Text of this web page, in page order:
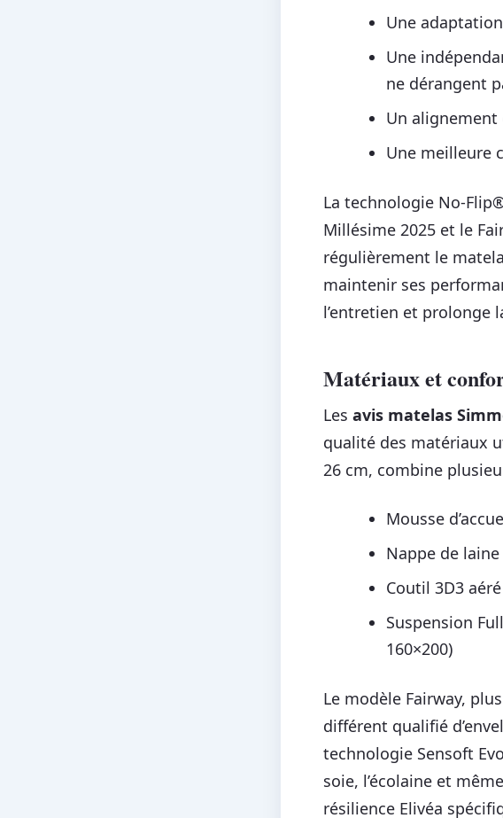
Une
Une
ne dérangent
Un
Une meilleure
La technologie No-
Millésime 2025 et le
régulièrement le
maintenir ses
l’entretien et prolonge
Matériaux et
Les avis matelas
qualité des matériaux
26 cm, combine
Mousse
Nappe de
Coutil 3D3
Suspension
160×200)
Le modèle Fairway,
différent qualifié
technologie Sensoft
soie, l’écolaine et
résilience Elivéa